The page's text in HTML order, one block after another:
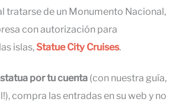
tratarse de un Monumento Nacional,
con autorización para
islas,Statue City Cruises.
por tu cuenta (con nuestra guía,
compra las entradas en su web y no